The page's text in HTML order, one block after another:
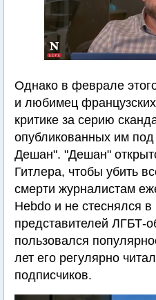
Однако в феврале
и любимец
критике за серию
опубликованных им
Дешан". "Дешан"
Гитлера, чтобы убить
смерти журналистам
Hebdo и не стеснялся
представителей
пользовался
лет его регулярно
подписчиков.